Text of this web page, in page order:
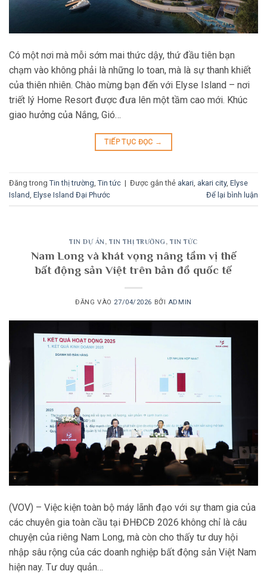
Có một nơi mà mỗi sớm mai thức dậy, thứ đầu tiên bạn
chạm vào không phải là những lo toan, mà là sự thanh khiết
của thiên nhiên. Chào mừng bạn đến với Elyse Island – nơi
triết lý Home Resort được đưa lên một tầm cao mới. Khúc
giao hưởng của Nắng, Gió…
TIẾP TỤC ĐỌC →
Đăng trong Tin thị trường Tin tức | Được gắn thẻ akari akari city, Elyse
Island Elyse Island Đại Phước Để lại bình luận
TIN DỰ ÁN ,TIN THỊ TRƯỜNG,TIN TỨC
Nam Long và khát vọng nâng tầm vị thế
bất động sản Việt trên bản đồ quốc tế
ĐĂNG VÀO 27/04/2026 BỞI ADMIN
(VOV) – Việc kiện toàn bộ máy lãnh đạo với sự tham gia của
các chuyên gia toàn cầu tại ĐHĐCĐ 2026 không chỉ là câu
chuyện của riêng Nam Long, mà còn cho thấy tư duy hội
nhập sâu rộng của các doanh nghiệp bất động sản Việt Nam
hiện nay. Tư duy quản…